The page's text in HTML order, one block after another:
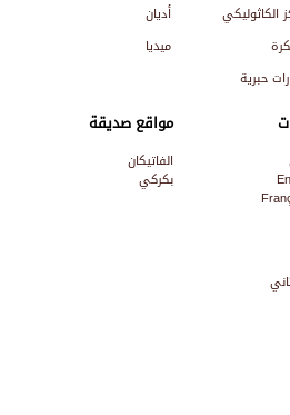
الكاثوليكي
أديان
ميديا
حبرية
مواقع صديقة
الفاتيكان
بكركي